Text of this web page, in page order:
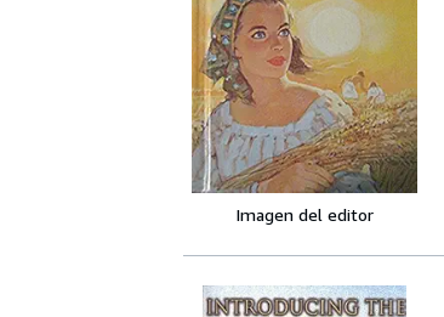
Imagen del editor